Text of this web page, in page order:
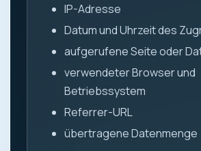
IP-Adresse
Datum und Uhrzeit des
aufgerufene Seite oder
verwendeter Browser und
Betriebssystem
Referrer-URL
übertragene Datenmenge